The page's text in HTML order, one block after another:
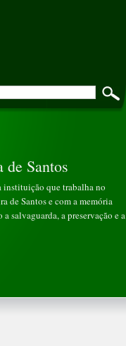
Santos
instituição que trabalha no
de Santos e com a memória
salvaguarda, a preservação e a